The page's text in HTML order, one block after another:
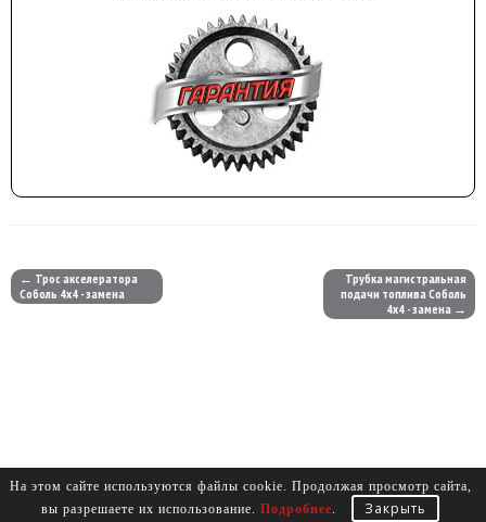
← Трос акселератора
Соболь 4х4 - замена
Трубка магистральная
подачи топлива Соболь
4х4 - замена →
На этом сайте используются файлы cookie. Продолжая просмотр сайта,
вы разрешаете их использование. Подробнее. Закрыть